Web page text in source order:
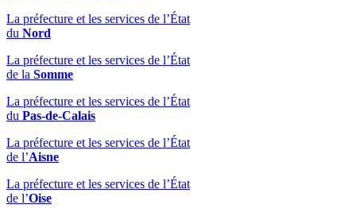
La préfecture et les services de l’État
du Nord
La préfecture et les services de l’État
de la Somme
La préfecture et les services de l’État
du Pas-de-Calais
La préfecture et les services de l’État
de l’Aisne
La préfecture et les services de l’État
de l’Oise